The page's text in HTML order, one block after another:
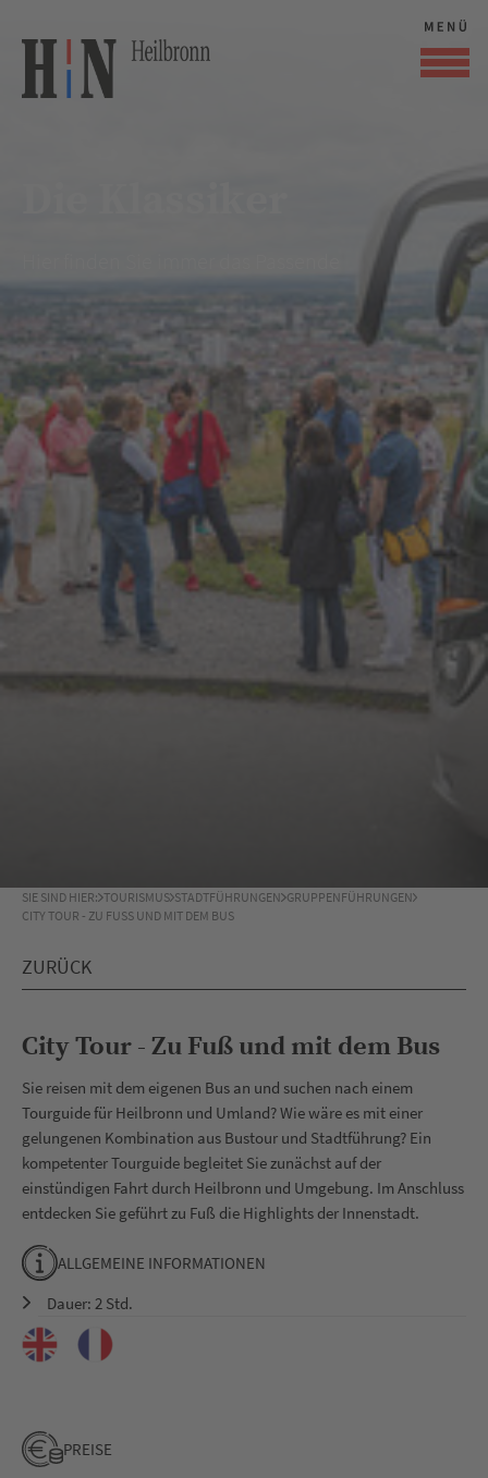
SIE SIND HIER: TOURISMUS STADTFÜHRUNGEN GRUPPENFÜHRUNGEN
CITY TOUR - ZU FUSS UND MIT DEM BUS
ZURÜCK
City Tour - Zu Fuß und mit dem Bus
Sie reisen mit dem eigenen Bus an und suchen nach einem
Tourguide für Heilbronn und Umland? Wie wäre es mit einer
gelungenen Kombination aus Bustour und Stadtführung? Ein
kompetenter Tourguide begleitet Sie zunächst auf der
einstündigen Fahrt durch Heilbronn und Umgebung. Im Anschluss
entdecken Sie geführt zu Fuß die Highlights der Innenstadt.
ALLGEMEINE INFORMATIONEN
Dauer: 2 Std.
PREISE